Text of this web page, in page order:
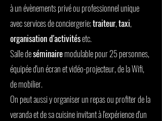
à un évènements privé ou professionnel unique
avec services de conciergerie;traiteur,taxi,
organisation d'activitésetc.
Salle deséminairemodulable pour 25 personnes,
équipée d'un écran et vidéo-projecteur, de la Wifi,
de mobilier.
On peut aussi y organiser un repas ou profiter de la
veranda et de sa cuisine invitant à l'expérience d'un